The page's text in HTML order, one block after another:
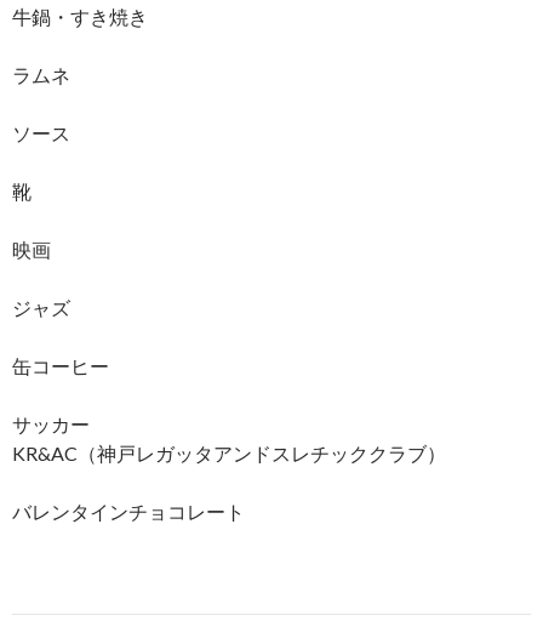
牛鍋・すき焼き
ラムネ
ソース
靴
映画
ジャズ
缶コーヒー
サッカー
KR&AC（神戸レガッタアンドスレチッククラブ）
バレンタインチョコレート